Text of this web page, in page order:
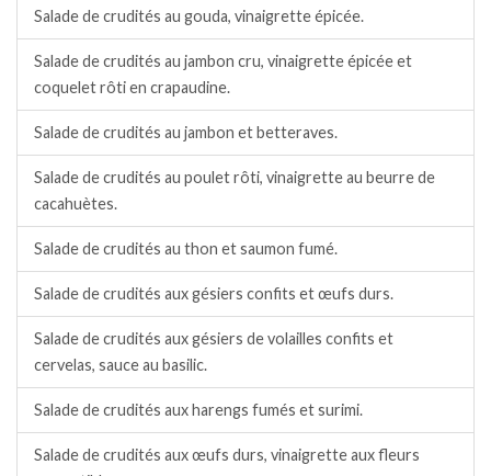
Salade de crudités au gouda, vinaigrette épicée.
Salade de crudités au jambon cru, vinaigrette épicée et
coquelet rôti en crapaudine.
Salade de crudités au jambon et betteraves.
Salade de crudités au poulet rôti, vinaigrette au beurre de
cacahuètes.
Salade de crudités au thon et saumon fumé.
Salade de crudités aux gésiers confits et œufs durs.
Salade de crudités aux gésiers de volailles confits et
cervelas, sauce au basilic.
Salade de crudités aux harengs fumés et surimi.
Salade de crudités aux œufs durs, vinaigrette aux fleurs